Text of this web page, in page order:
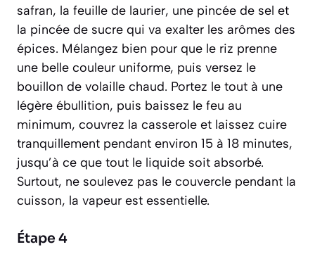
safran, la feuille de laurier, une pincée de sel et
la pincée de sucre qui va exalter les arômes des
épices. Mélangez bien pour que le riz prenne
une belle couleur uniforme, puis versez le
bouillon de volaille chaud. Portez le tout à une
légère ébullition, puis baissez le feu au
minimum, couvrez la casserole et laissez cuire
tranquillement pendant environ 15 à 18 minutes,
jusqu’à ce que tout le liquide soit absorbé.
Surtout, ne soulevez pas le couvercle pendant la
cuisson, la vapeur est essentielle.
Étape 4